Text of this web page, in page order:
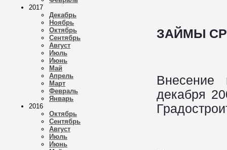
2017
Декабрь
Ноябрь
Октябрь
Сентябрь
Август
Июль
Июнь
Май
Апрель
Март
Февраль
Январь
2016
Октябрь
Сентябрь
Август
Июль
Июнь
ЗАЙМЫ
декабря